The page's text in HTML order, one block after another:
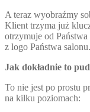
A teraz wyobraźmy
Klient trzyma już
otrzymuje od
z logo Państwa salonu.
Jak dokładnie to
To nie jest po prostu
na kilku poziomach: